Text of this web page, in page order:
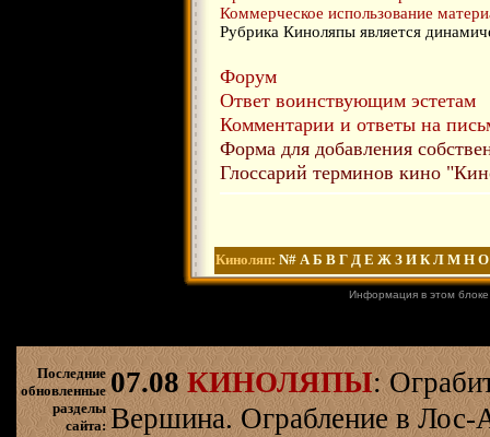
Коммерческое использование
Рубрика Киноляпы является
Форум
Ответ воинствующим эстетам
Комментарии и ответы на
Форма для добавления
Глоссарий терминов кино
Киноляп: N# А Б В Г Д Е Ж З И К Л М Н О
Информация в этом
Последние
обновленные
разделы
сайта:
07.08 КИНОЛЯПЫ:
Вершина. Ограбление в Лос-